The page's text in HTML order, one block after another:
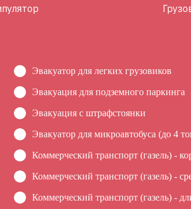
Эвакуатор для легких грузовиков
Эвакуация для подземного паркинга
Эвакуация c штрафстоянки
Эвакуатор для микроавтобуса (до 4
Коммерческий транспорт (газель) -
Коммерческий транспорт (газель) -
Коммерческий транспорт (газель) -